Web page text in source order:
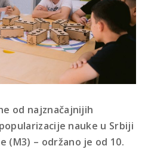
od najznačajnijih
nauke u Srbiji
(M3) – održano je od 10.